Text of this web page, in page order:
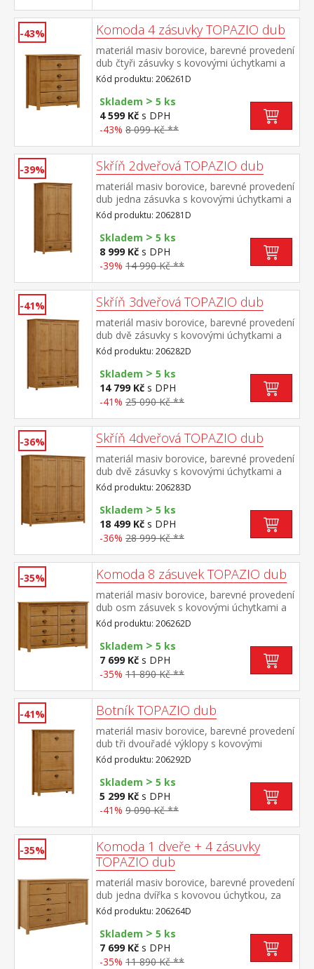
-43% Komoda 4 zásuvky TOPAZIO dub
materiál masiv borovice, barevné provedení
dub čtyři zásuvky s kovovými úchytkami a
pojezdy
Kód produktu: 206261D
Skladem > 5 ks
4 599 Kč s DPH
-43% 8 099 Kč **
-39% Skříň 2dveřová TOPAZIO dub
materiál masiv borovice, barevné provedení
dub jedna zásuvka s kovovými úchytkami a
pojezdy jedna police a kovová šatní tyč dvě
volitelné police
Kód produktu: 206281D
Skladem > 5 ks
8 999 Kč s DPH
-39% 14 990 Kč **
-41% Skříň 3dveřová TOPAZIO dub
materiál masiv borovice, barevné provedení
dub dvě zásuvky s kovovými úchytkami a
pojezdy v levé části 3 police, v pravé části 1
police a kovová šatní tyč
Kód produktu: 206282D
Skladem > 5 ks
14 799 Kč s DPH
-41% 25 090 Kč **
-36% Skříň 4dveřová TOPAZIO dub
materiál masiv borovice, barevné provedení
dub dvě zásuvky s kovovými úchytkami a
pojezdy v levé části 3 police, v pravé části 1
police a kovová šatní tyč
Kód produktu: 206283D
Skladem > 5 ks
18 499 Kč s DPH
-36% 28 999 Kč **
-35% Komoda 8 zásuvek TOPAZIO dub
materiál masiv borovice, barevné provedení
dub osm zásuvek s kovovými úchytkami a
pojezdy rozměr zásuvky (š/h/v) 49,5 × 33,5
× 9 cm
Kód produktu: 206262D
Skladem > 5 ks
7 699 Kč s DPH
-35% 11 890 Kč **
-41% Botník TOPAZIO dub
materiál masiv borovice, barevné provedení
dub tři dvouřadé výklopy s kovovými
úchytkam
Kód produktu: 206292D
Skladem > 5 ks
5 299 Kč s DPH
-41% 9 090 Kč **
-35%
Komoda 1 dveře + 4 zásuvky
TOPAZIO dub
materiál masiv borovice, barevné provedení
dub jedna dvířka s kovovou úchytkou, za
nimi jedna police čtyři zásuvky s kovovými
úchytkami a pojezdy
Kód produktu: 206264D
Skladem > 5 ks
7 699 Kč s DPH
-35% 11 890 Kč **